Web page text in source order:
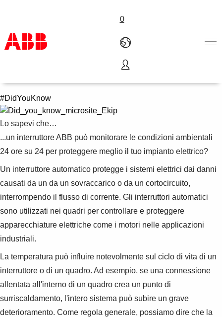
0
Prodotti e Soluzioni
Industrie e Utility
Service
Lavorare in ABB
Ekip Signalling 3T
#DidYouKnow
Lo sapevi che…
...un interruttore ABB può monitorare le condizioni ambientali
24 ore su 24 per proteggere meglio il tuo impianto elettrico?
Un interruttore automatico protegge i sistemi elettrici dai danni
causati da un da un sovraccarico o da un cortocircuito,
interrompendo il flusso di corrente. Gli interruttori automatici
sono utilizzati nei quadri per controllare e proteggere
apparecchiature elettriche come i motori nelle applicazioni
industriali.
La temperatura può influire notevolmente sul ciclo di vita di un
interruttore o di un quadro. Ad esempio, se una connessione
allentata all'interno di un quadro crea un punto di
surriscaldamento, l'intero sistema può subire un grave
deterioramento. Come regola generale, possiamo dire che la